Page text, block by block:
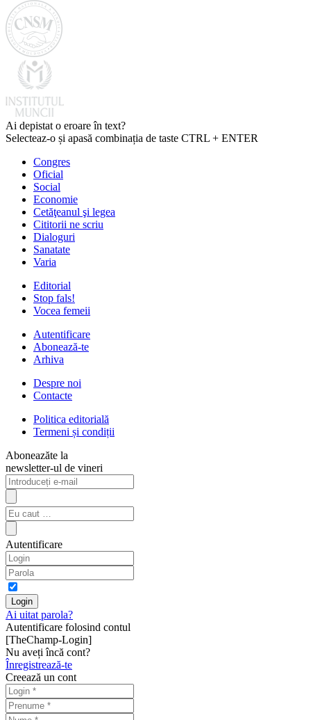
Ai depistat o eroare în text?
Selecteaz-o și apasă combinația de taste CTRL + ENTER
Congres
Oficial
Social
Economie
Cetăţeanul şi legea
Cititorii ne scriu
Dialoguri
Sanatate
Varia
Editorial
Stop fals!
Vocea femeii
Autentificare
Abonează-te
Arhiva
Despre noi
Contacte
Politica editorială
Termeni și condiții
Aboneazăte la
newsletter-ul de vineri
Autentificare
Ai uitat parola?
Autentificare folosind contul
[TheChamp-Login]
Nu aveți încă cont?
Înregistrează-te
Creează un cont